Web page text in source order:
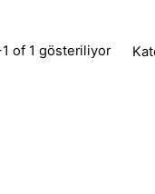
of 1 gösteriliyor